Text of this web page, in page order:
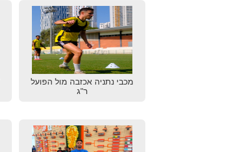
מכבי נתניה אכזבה מול הפועל
ר"ג